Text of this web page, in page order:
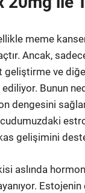
meme
Ancak,
geliştirme ve
Bunun
dengesini
gelişimini
aslında